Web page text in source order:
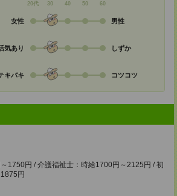
20代 30 40 50 60
女性 男性
気あり しずか
キパキ コツコツ
1750円 / 介護福祉士：時給1700円～2125円 / 初
円